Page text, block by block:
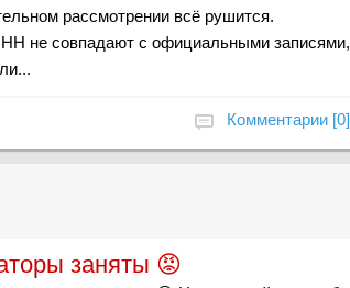
рассмотрении всё рушится.
не совпадают с официальными записями,
Комментарии [0]
заняты 😡